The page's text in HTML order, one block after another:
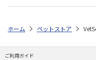
ホーム ペットストア
ご利用ガイド